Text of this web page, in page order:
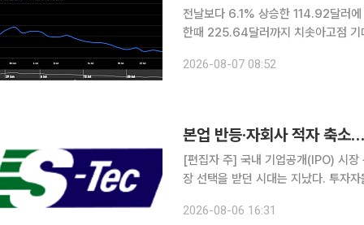
전날보다 6.1% 상승한 114.92달러
한때 225.64달러까지 치솟아고점 기대감ㆍ손실
한적이었다는 안도감 속에서 매수 우
2026-08-07 08:52
[편집자 주] 국내 기업공개(IPO) 시장
장 선택을 받던 시대는 지났다. 투자
섰다. 본지는 상장을 앞둔 기업의 기
2026-08-06 16:31